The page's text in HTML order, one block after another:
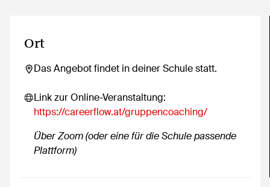
Ort
Das Angebot findet in deiner Schule statt.
Link zur Online-Veranstaltung:
https://careerflow.at/gruppencoaching/
Über Zoom (oder eine für die Schule passende
Plattform)